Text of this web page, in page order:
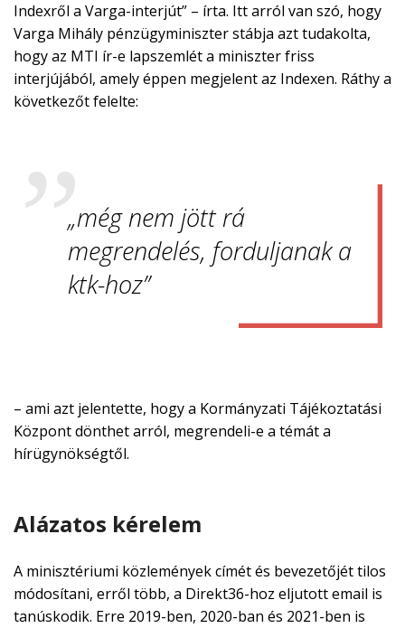
Indexről a Varga-interjút” – írta. Itt arról van szó, hogy
Varga Mihály pénzügyminiszter stábja azt tudakolta,
hogy az MTI ír-e lapszemlét a miniszter friss
interjújából, amely éppen megjelent az Indexen. Ráthy a
következőt felelte:
„még nem jött rá
megrendelés, forduljanak a
ktk-hoz”
– ami azt jelentette, hogy a Kormányzati Tájékoztatási
Központ dönthet arról, megrendeli-e a témát a
hírügynökségtől.
Alázatos kérelem
A minisztériumi közlemények címét és bevezetőjét tilos
módosítani, erről több, a Direkt36-hoz eljutott email is
tanúskodik. Erre 2019-ben, 2020-ban és 2021-ben is